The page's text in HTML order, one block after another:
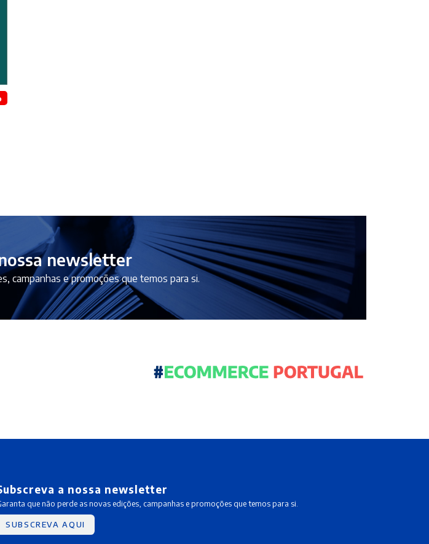
newsletter
campanhas e promoções que temos para si.
a nossa newsletter
que não perde as novas edições, campanhas e promoções que temos para si.
SUBSCREVA AQUI